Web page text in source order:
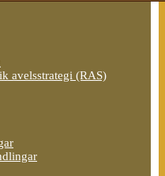
avelsstrategi (RAS)